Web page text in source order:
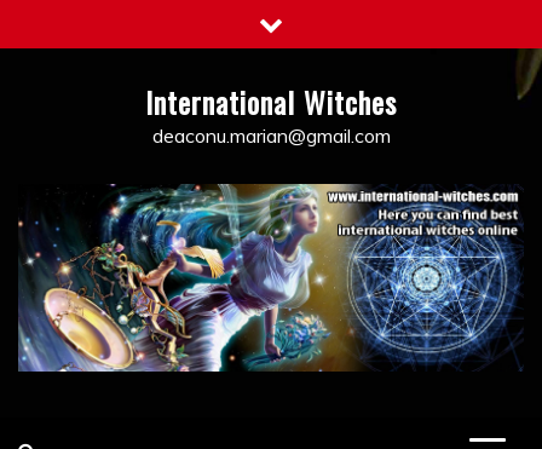
to
International Witches
deaconu.marian@gmail.com